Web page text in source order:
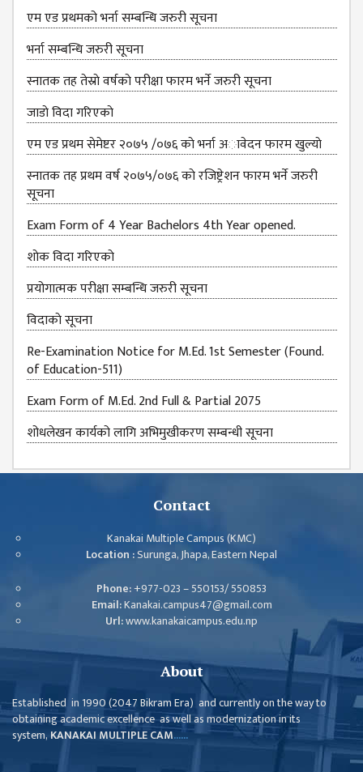
एम एड प्रथमको भर्ना सम्बन्धि जरुरी सूचना
भर्ना सम्बन्धि जरुरी सूचना
स्नातक तह तेस्राे वर्षकाे परीक्षा फारम भर्ने जरुरी सूचना
जाडाे विदा गरिएकाे
एम एड प्रथम सेमेष्टर २०७५ /०७६ काे भर्ना अावेदन फारम खुल्याे
स्नातक तह प्रथम वर्ष २०७५/०७६ काे रजिष्ट्रेशन फारम भर्ने जरुरी
सूचना
Exam Form of 4 Year Bachelors 4th Year opened.
शाेक विदा गरिएकाे
प्रयोगात्मक परीक्षा सम्बन्धि जरुरी सूचना
विदाकाे सूचना
Re-Examination Notice for M.Ed. 1st Semester (Found.
of Education-511)
Exam Form of M.Ed. 2nd Full & Partial 2075
शोधलेखन कार्यको लागि अभिमुखीकरण सम्बन्धी सूचना
Contact
Kanakai Multiple Campus (KMC)
Location :Surunga, Jhapa, Eastern Nepal
Phone:+977-023 – 550153/ 550853
Email:Kanakai.campus47@gmail.com
Url:www.kanakaicampus.edu.np
About
Established in 1990 (2047 Bikram Era) and currently on the way to
obtaining academic excellence as well as modernization in its
system, KANAKAI MULTIPLE CAM......